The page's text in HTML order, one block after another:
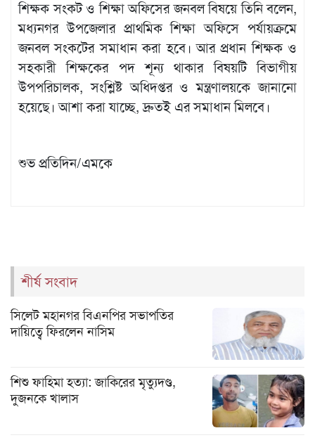
শিক্ষক সংকট ও শিক্ষা অফিসের জনবল বিষয়ে তিনি বলেন,
মধ্যনগর উপজেলার প্রাথমিক শিক্ষা অফিসে পর্যায়ক্রমে
জনবল সংকটের সমাধান করা হবে। আর প্রধান শিক্ষক ও
সহকারী শিক্ষকের পদ শূন্য থাকার বিষয়টি বিভাগীয়
উপপরিচালক, সংশ্লিষ্ট অধিদপ্তর ও মন্ত্রণালয়কে জানানো
হয়েছে। আশা করা যাচ্ছে, দ্রুতই এর সমাধান মিলবে।
শুভ প্রতিদিন/এমকে
শীর্ষ সংবাদ
সিলেট মহানগর বিএনপির সভাপতির
দায়িত্বে ফিরলেন নাসিম
শিশু ফাহিমা হত্যা: জাকিরের মৃত্যুদণ্ড,
দুজনকে খালাস